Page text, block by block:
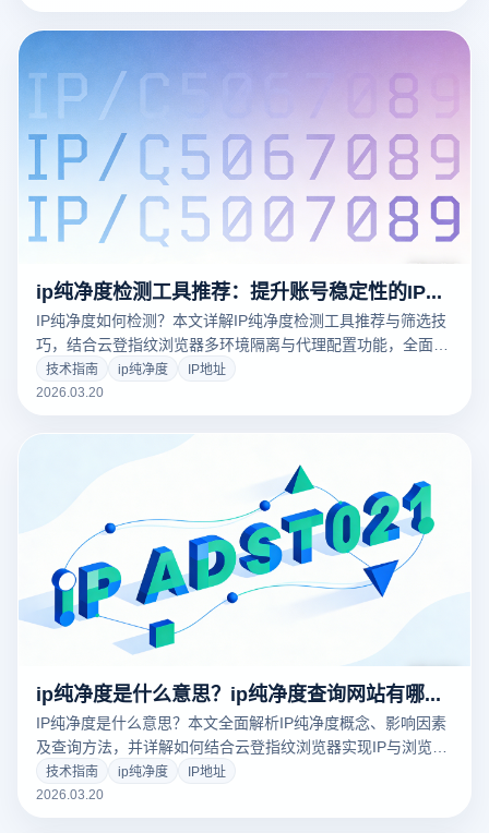
ip纯净度检测工具推荐：提升账号稳定性的IP筛选技巧与工具指南
IP纯净度如何检测？本文详解IP纯净度检测工具推荐与筛选技
巧，结合云登指纹浏览器多环境隔离与代理配置功能，全面提
升账号稳定性与安全性，适用于跨境电商、广告投放等多账号
运营场景。
技术指南 ip纯净度
IP地址
2026.03.20
ip纯净度是什么意思？ip纯净度查询网站有哪些？
IP纯净度是什么意思？本文全面解析IP纯净度概念、影响因素
及查询方法，并详解如何结合云登指纹浏览器实现IP与浏览器
环境隔离，提升账号安全性与稳定性，适用于跨境电商、广告
投放及多账号运营场景。
技术指南 ip纯净度
IP地址
2026.03.20